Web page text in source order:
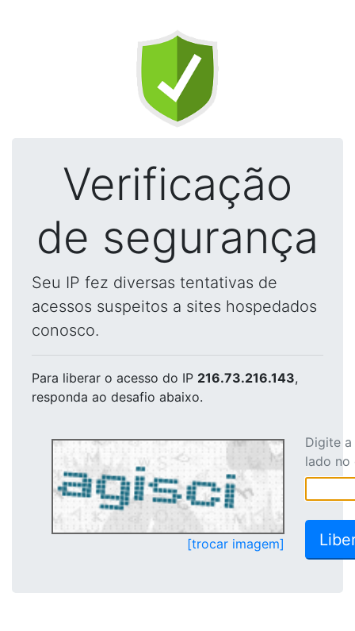
Verificação
de segurança
Seu IP fez diversas tentativas de
acessos suspeitos a sites hospedados
conosco.
Para liberar o acesso do IP 216.73.216.143,
responda ao desafio abaixo.
[trocar imagem]
Digite
lado no